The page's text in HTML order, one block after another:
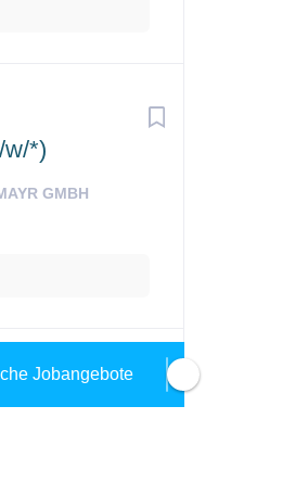
w/*)
GMBH
Anlagentechniker:in
Jobangebote